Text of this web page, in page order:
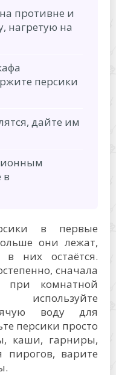
противне и
нагретую на
персики
дайте им
в
в первые
они лежат,
них остаётся.
сначала
при комнатной
воду для
персики просто
каши, гарниры,
варите